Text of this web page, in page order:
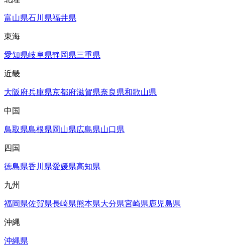
富山県石川県福井県
東海
愛知県岐阜県静岡県三重県
近畿
大阪府兵庫県京都府滋賀県奈良県和歌山県
中国
鳥取県島根県岡山県広島県山口県
四国
徳島県香川県愛媛県高知県
九州
福岡県佐賀県長崎県熊本県大分県宮崎県鹿児島県
沖縄
沖縄県